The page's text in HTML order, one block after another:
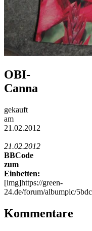
OBI-
Canna
gekauft
am
21.02.2012
21.02.2012
BBCode
zum
Einbetten:
[img]https://green-
24.de/forum/albumpic/
Kommentare